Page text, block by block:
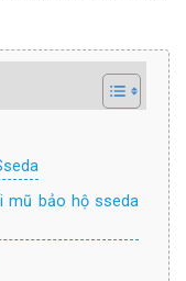
mũ bảo hộ sseda